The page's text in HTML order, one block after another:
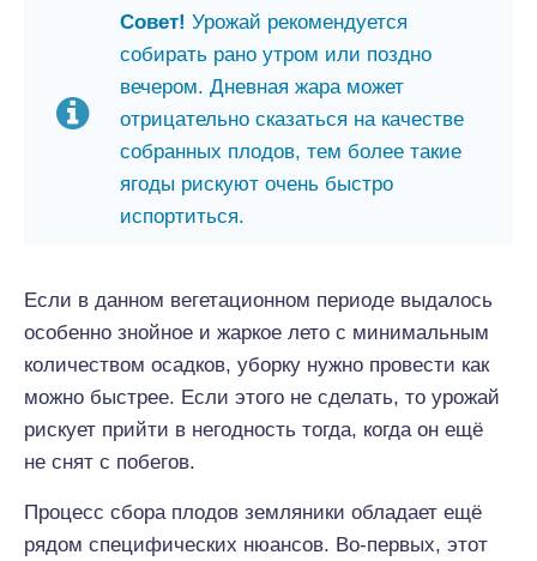
Совет! Урожай рекомендуется
собирать рано утром или поздно
вечером. Дневная жара может
отрицательно сказаться на качестве
собранных плодов, тем более такие
ягоды рискуют очень быстро
испортиться.
Если в данном вегетационном периоде выдалось
особенно знойное и жаркое лето с минимальным
количеством осадков, уборку нужно провести как
можно быстрее. Если этого не сделать, то урожай
рискует прийти в негодность тогда, когда он ещё
не снят с побегов.
Процесс сбора плодов земляники обладает ещё
рядом специфических нюансов. Во-первых, этот